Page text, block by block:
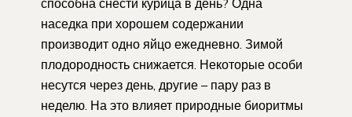
наседка при хорошем содержании
производит одно яйцо ежедневно. Зимой
плодородность снижается. Некоторые особи
несутся через день, другие – пару раз в
неделю. На это влияет природные биоритмы